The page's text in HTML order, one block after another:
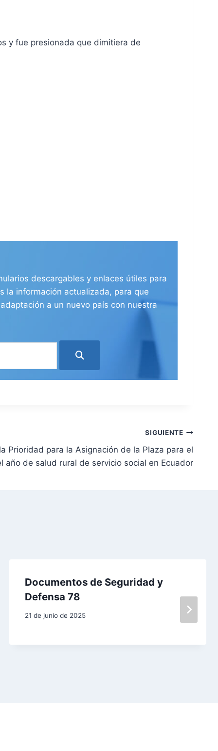
y fue presionada que dimitiera de
descargables y enlaces útiles para
la información actualizada, para que
a un nuevo país con nuestra
SIGUIENTE
Prioridad para la Asignación de la Plaza para el
año de salud rural de servicio social en Ecuador
Documentos de Seguridad y
Defensa 78
21 de junio de 2025